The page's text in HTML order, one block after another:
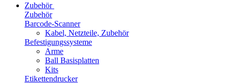
Zubehör
Zubehör
Barcode-Scanner
Kabel, Netzteile, Zubehör
Befestigungssysteme
Arme
Ball Basisplatten
Kits
Etikettendrucker